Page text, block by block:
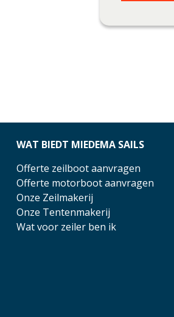
WAT BIEDT MIEDEMA SAILS
Offerte zeilboot aanvragen
Offerte motorboot aanvragen
Onze Zeilmakerij
Onze Tentenmakerij
Wat voor zeiler ben ik